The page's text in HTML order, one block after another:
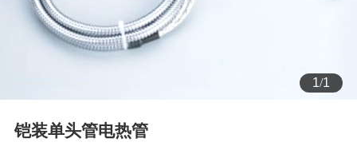
1/1
铠装单头管电热管